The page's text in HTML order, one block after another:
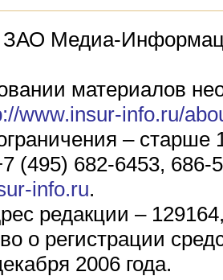
Медиа-
материалов
www.insur-info.ru/
– старше
(495) 682-6453, 686-
info.ru.
редакции –
о регистрации
2006 года.